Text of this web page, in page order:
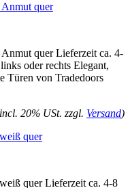
quer
quer Lieferzeit ca. 4-
oder rechts Elegant,
Türen von Tradedoors
20% USt. zzgl. Versand)
quer
quer Lieferzeit ca. 4-8